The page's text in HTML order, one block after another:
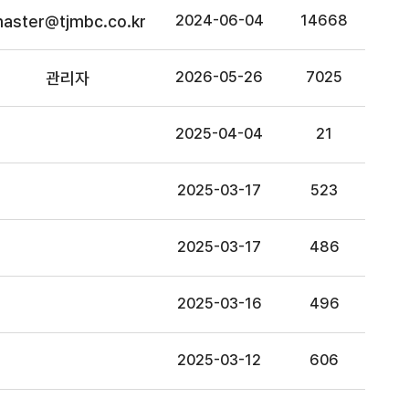
2024-06-04 14668
관리자 2026-05-26 7025
2025-04-04 21
2025-03-17 523
2025-03-17 486
2025-03-16 496
2025-03-12 606